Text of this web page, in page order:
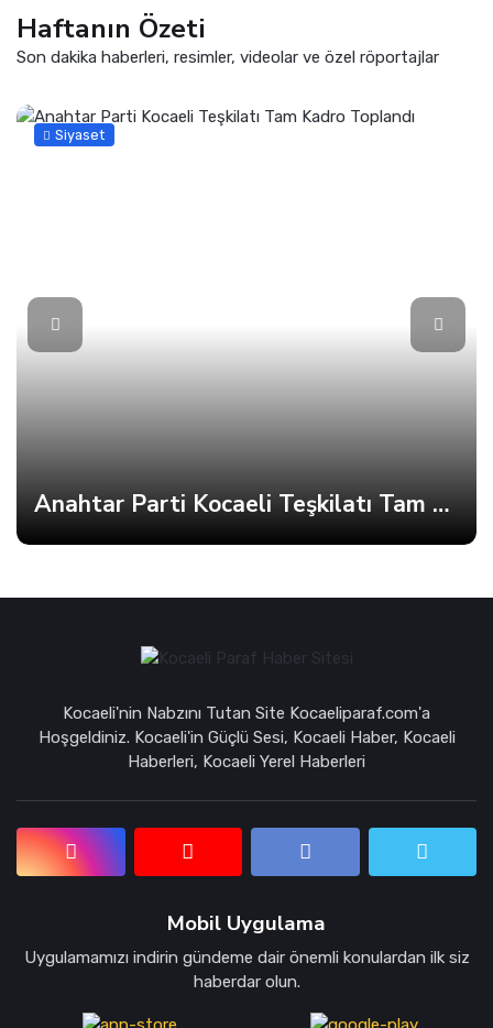
Haftanın Özeti
Son dakika haberleri, resimler, videolar ve özel röportajlar
Siyaset
Anahtar Parti Kocaeli Teşkilatı Tam Kadro Toplandı
Kocaeli'nin Nabzını Tutan Site Kocaeliparaf.com'a
Hoşgeldiniz. Kocaeli'in Güçlü Sesi, Kocaeli Haber, Kocaeli
Haberleri, Kocaeli Yerel Haberleri
Mobil Uygulama
Uygulamamızı indirin gündeme dair önemli konulardan ilk siz
haberdar olun.